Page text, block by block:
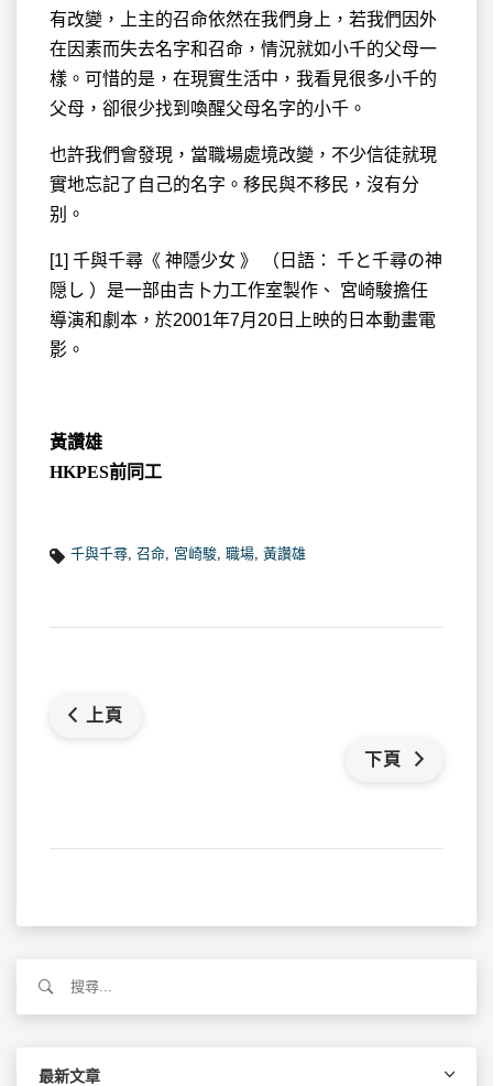
有改變，上主的召命依然在我們身上，若我們因外
在因素而失去名字和召命，情況就如小千的父母一
樣。可惜的是，在現實生活中，我看見很多小千的
父母，卻很少找到喚醒父母名字的小千。
也許我們會發現，當職場處境改變，不少信徒就現
實地忘記了自己的名字。移民與不移民，沒有分
别。
[1] 千與千尋《 神隱少女 》 （日語： 千と千尋の神
隠し ）是一部由吉卜力工作室製作、 宮崎駿擔任
導演和劇本，於2001年7月20日上映的日本動畫電
影。
黃讚雄
HKPES前同工
千與千尋 召命 宮崎駿 職場 黃讚雄
上頁
下頁
關
最新文章